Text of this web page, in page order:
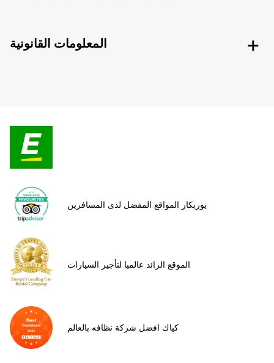
المعلومات القانونية
يوربكار المواقع المفضل لدى المسافرين
الموقع الرائد عالميا لتأجير السيارات
كياك افضل شركة نظافه بالعالم